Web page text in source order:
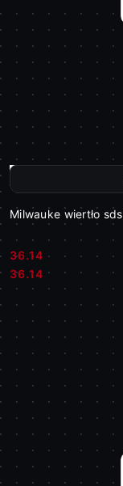
Milwauke wiertło
Cena:
36.14
Cena:
36.14